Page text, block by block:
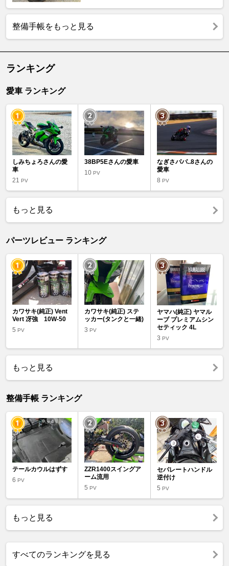
整備手帳をもっと見る
ランキング
愛車 ランキング
しみちょろさんの愛
車
21 PV
38BP5Eさんの愛車
10PV
なぎさパパ..8さんの
愛車
8 PV
もっと見る
パーツレビュー ランキング
カワサキ(純正) Vent
Vert 冴強 10W-50
5 PV
カワサキ(純正) ステ
ッカー(タンクと一緒)
3PV
ヤマハ(純正) ヤマル
ーブ プレミアムシン
セティック 4L
3 PV
もっと見る
整備手帳 ランキング
テールカウルはずす
6 PV
ZZR1400スイングア
ーム流用
5PV
セパレートハンドル
逆付け
5 PV
もっと見る
すべてのランキングを見る